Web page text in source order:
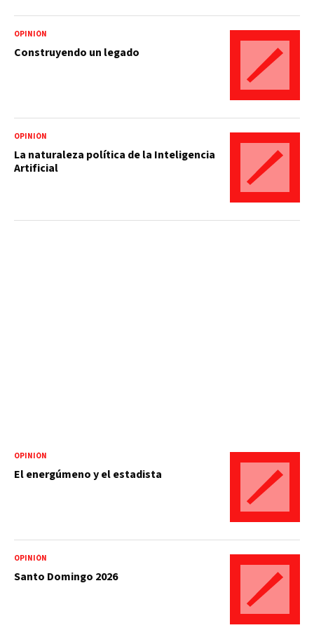
OPINIÓN
Construyendo un legado
OPINIÓN
La naturaleza política de la Inteligencia
Artificial
OPINIÓN
El energúmeno y el estadista
OPINIÓN
Santo Domingo 2026